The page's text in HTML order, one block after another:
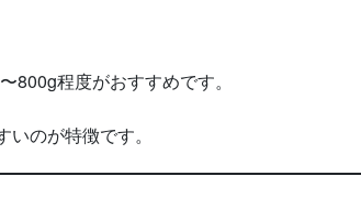
800g程度がおすすめです。
のが特徴です。